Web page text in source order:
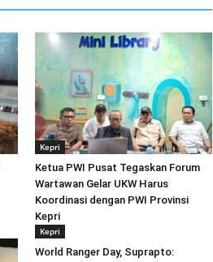
Kepri
Ketua PWI Pusat Tegaskan Forum
Wartawan Gelar UKW Harus
Koordinasi dengan PWI Provinsi
Kepri
Kepri
World Ranger Day, Suprapto: